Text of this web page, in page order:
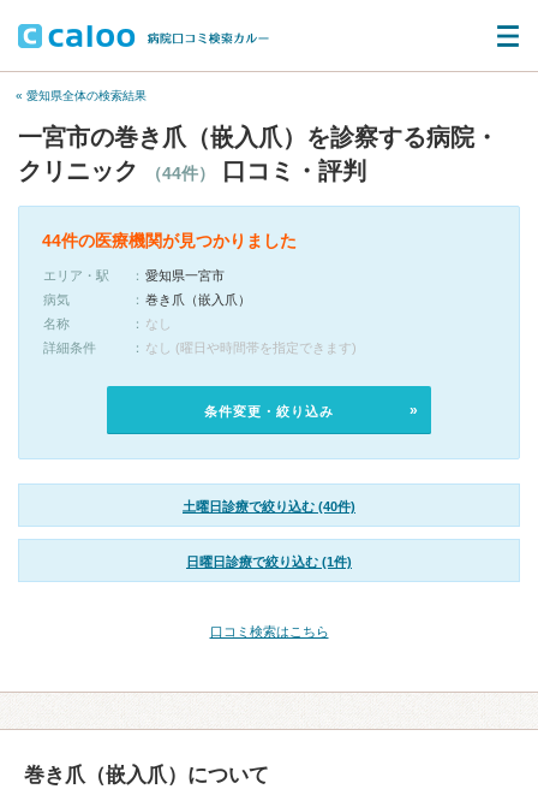
« 愛知県全体の検索結果
一宮市の巻き爪（嵌入爪）を診察する病院・
クリニック
（44件） 口コミ・評判
44件の医療機関が見つかりました
エリア・駅
愛知県一宮市
病気
巻き爪（嵌入爪）
名称
なし
詳細条件
なし (曜日や時間帯を指定できます)
条件変更・絞り込み
土曜日診療で絞り込む (40件)
日曜日診療で絞り込む (1件)
口コミ検索はこちら
巻き爪（嵌入爪）について